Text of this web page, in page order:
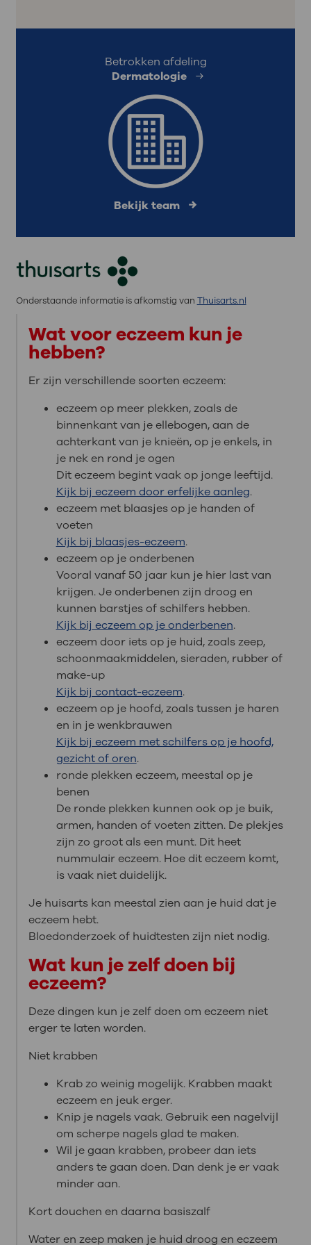
Betrokken afdeling
Dermatologie
Bekijk team
Onderstaande informatie is afkomstig van Thuisarts.nl
Wat voor eczeem kun je
hebben?
Er zijn verschillende soorten eczeem:
eczeem op meer plekken, zoals de
binnenkant van je ellebogen, aan de
achterkant van je knieën, op je enkels, in
je nek en rond je ogen
Dit eczeem begint vaak op jonge leeftijd.
Kijk bij eczeem door erfelijke aanleg.
eczeem met blaasjes op je handen of
voeten
Kijk bij blaasjes-eczeem.
eczeem op je onderbenen
Vooral vanaf 50 jaar kun je hier last van
krijgen. Je onderbenen zijn droog en
kunnen barstjes of schilfers hebben.
Kijk bij eczeem op je onderbenen.
eczeem door iets op je huid, zoals zeep,
schoonmaakmiddelen, sieraden, rubber of
make-up
Kijk bij contact-eczeem.
eczeem op je hoofd, zoals tussen je haren
en in je wenkbrauwen
Kijk bij eczeem met schilfers op je hoofd,
gezicht of oren.
ronde plekken eczeem, meestal op je
benen
De ronde plekken kunnen ook op je buik,
armen, handen of voeten zitten. De plekjes
zijn zo groot als een munt. Dit heet
nummulair eczeem. Hoe dit eczeem komt,
is vaak niet duidelijk.
Je huisarts kan meestal zien aan je huid dat je
eczeem hebt.
Bloedonderzoek of huidtesten zijn niet nodig.
Wat kun je zelf doen bij
eczeem?
Deze dingen kun je zelf doen om eczeem niet
erger te laten worden.
Niet krabben
Krab zo weinig mogelijk. Krabben maakt
eczeem en jeuk erger.
Knip je nagels vaak. Gebruik een nagelvijl
om scherpe nagels glad te maken.
Wil je gaan krabben, probeer dan iets
anders te gaan doen. Dan denk je er vaak
minder aan.
Kort douchen en daarna basiszalf
Water en zeep maken je huid droog en eczeem